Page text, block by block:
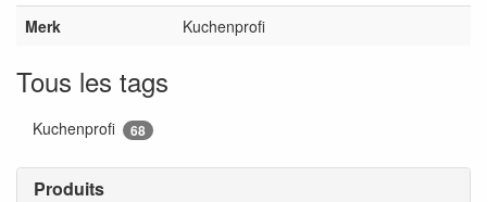
Produits
Merk Kuchenprofi
Tous les tags
Kuchenprofi 68